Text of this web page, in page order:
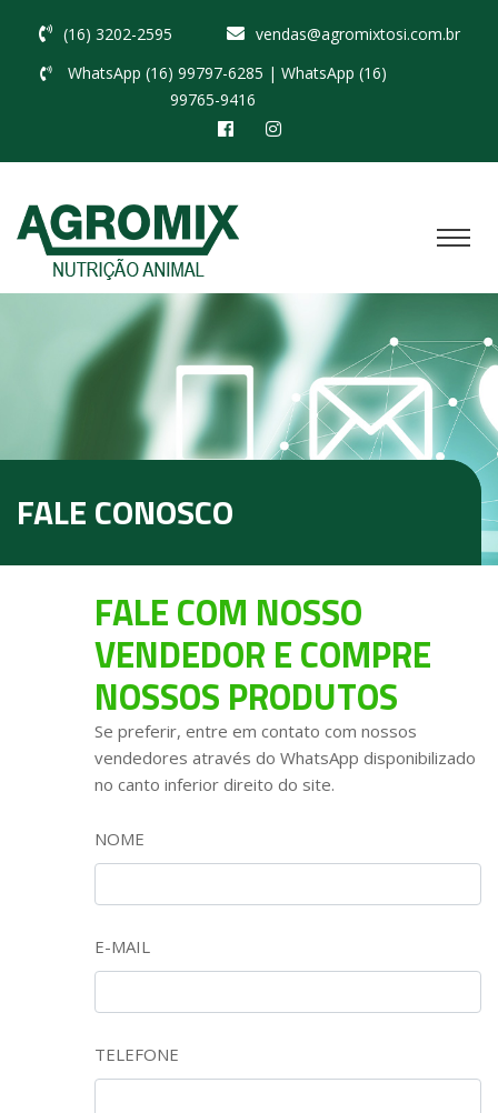
(16) 3202-2595
vendas@agromixtosi.com.br
WhatsApp (16) 99797-6285 | WhatsApp (16)
99765-9416
FALE CONOSCO
FALE COM NOSSO
VENDEDOR E COMPRE
NOSSOS PRODUTOS
Se preferir, entre em contato com nossos
vendedores através do WhatsApp disponibilizado
no canto inferior direito do site.
NOME
E-MAIL
TELEFONE